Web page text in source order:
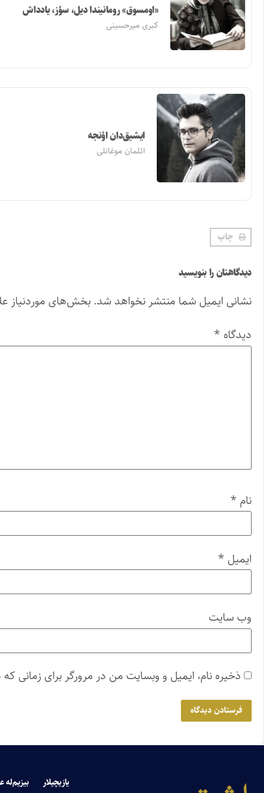
«اومسوق» رومانیندا دیل، سؤز، یادداش
کبری میرحسینی
ایشیق‌دان اؤنجه
ائلمان موغانلی
چاپ
دیدگاهتان را بنویسید
نشانی ایمیل شما منتشر نخواهد شد. بخش‌های موردنیاز
دیدگاه *
نام *
ایمیل *
وب‌ سایت
ذخیره نام، ایمیل و وبسایت من در مرورگر برای زمانی
یازیچیلار بیزیم‌له